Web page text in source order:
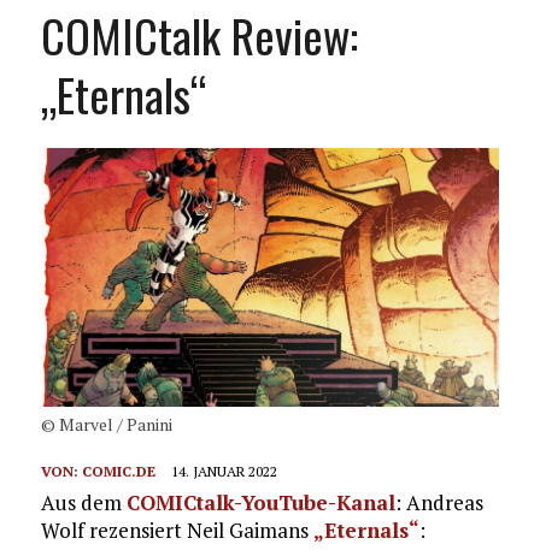
COMICtalk Review:
„Eternals“
© Marvel / Panini
VON: COMIC.DE 14. JANUAR 2022
Aus dem COMICtalk-YouTube-Kanal: Andreas
Wolf rezensiert Neil Gaimans „Eternals“: